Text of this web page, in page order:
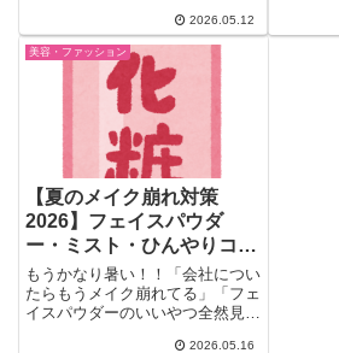
2026.05.12
美容・ファッション
【夏のメイク崩れ対策
2026】フェイスパウダ
ー・ミスト・ひんやりコス
メ｜ガル民のリアル口コミ
まとめ
もうかなり暑い！！「会社につい
たらもうメイク崩れてる」「フェ
イスパウダーのいいやつ全然見つ
2026.05.16